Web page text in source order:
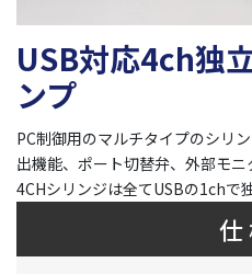
USB対応4ch独
ンプ
PC制御用のマルチタイプのシリ
出機能、ポート切替弁、外部モニ
4CHシリンジは全てUSBの1chで
仕